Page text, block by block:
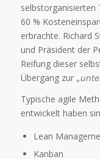
selbstorganisierten
60 %
erbrachte. Richard
und Präsident der
Reifung dieser
Übergang zur
Typische agile
entwickelt haben
Lean
Kanban